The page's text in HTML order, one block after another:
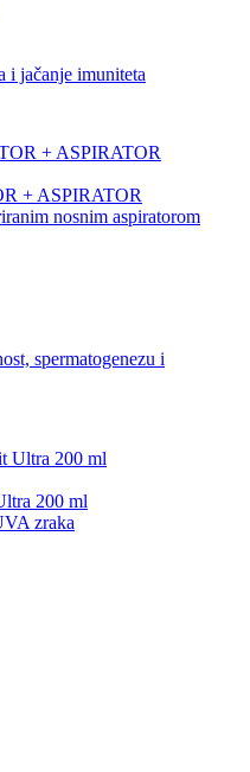
i jačanje imuniteta
+ ASPIRATOR
nosnim aspiratorom
spermatogenezu i
200 ml
zraka